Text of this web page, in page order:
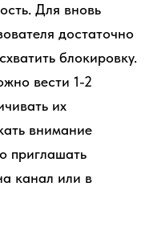
Для вновь
достаточно
блокировку.
вести 1-2
их
внимание
приглашать
канал или в